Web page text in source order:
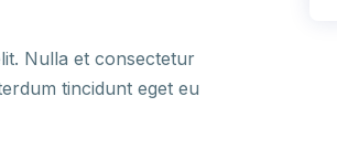
Nulla et consectetur
tincidunt eget eu